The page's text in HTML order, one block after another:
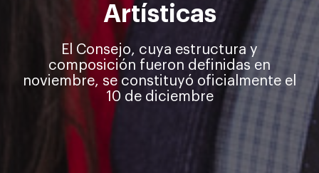
Artísticas
El Consejo, cuya estructura y
composición fueron definidas en
noviembre, se constituyó oficialmente el
10 de diciembre